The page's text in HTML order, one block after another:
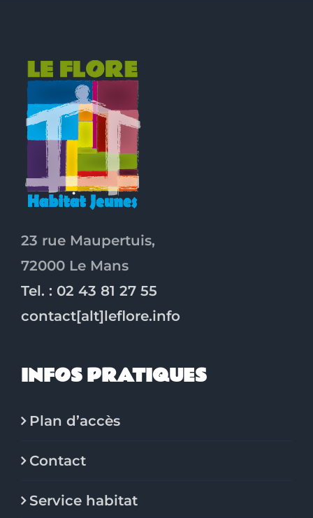
23 rue Maupertuis,
72000 Le Mans
Tel. : 02 43 81 27 55
contact[alt]leflore.info
INFOS PRATIQUES
Plan d’accès
Contact
Service habitat